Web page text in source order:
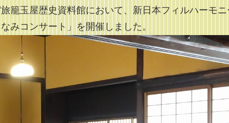
籠玉屋歴史資料館において、新日本フィルハーモニ
みコンサート」を開催しました。